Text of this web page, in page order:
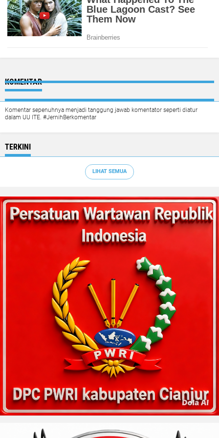
KOMENTAR
Komentar sepenuhnya menjadi tanggung jawab komentator seperti diatur
dalam UU ITE. #JernihBerkomentar
TERKINI
LIHAT SEMUA